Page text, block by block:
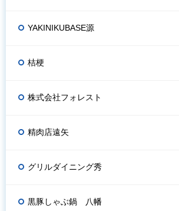
YAKINIKUBASE源
桔梗
株式会社フォレスト
精肉店遠矢
グリルダイニング秀
黒豚しゃぶ鍋 八幡